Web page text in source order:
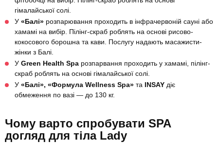
гімалайської солі.
У «Балі» розпарювання проходить в інфрачервоній сауні або
хамамі на вибір. Пілінг-скраб роблять на основі рисово-
кокосового борошна та кави. Послугу надають масажисти-
жінки з Балі.
У Green Health Spa розпарвання проходить у хамамі, пілінг-
скраб роблять на основі гімалайської солі.
У «Балі», «Формула Wellness Spa» та INSAY діє
обмеження по вазі — до 130 кг.
Чому варто спробувати SPA
догляд для тіла Lady